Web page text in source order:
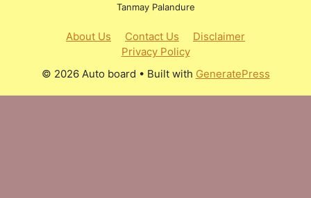
Tanmay Palandure
About Us Contact Us
Disclaimer
Privacy Policy
© 2026 Auto board • Built with GeneratePress